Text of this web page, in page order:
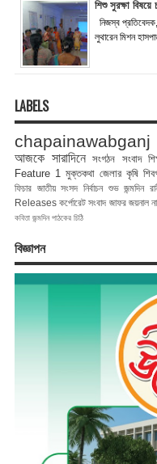
শিশু সুরক্ষা বিষয়ে
নিজস্ব
লুথারেন মিশন
LABELS
আজকে সারাদিনে সংগঠন সংবাদ
Feature 1 মুক্তকথা জেলার কৃষি
ফিচার জাতীয় সংসদ নির্বাচন শুভ জন্মদিন
Releases কর্পোরেট সংবাদ জাফর জয়নাল
কবিতা জন্মদিন পাঠকের চিঠি
বিজ্ঞাপন